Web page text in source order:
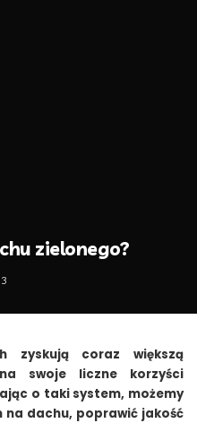
zielonego?
zyskują coraz większą
swoje liczne korzyści
o taki system, możemy
na dachu, poprawić jakość